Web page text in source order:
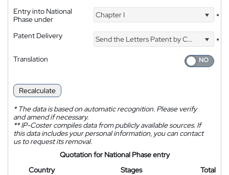
Entry into National
Phase under
Chapter I *
Patent Delivery Send the Letters Patent by Courier
*
Translation
Recalculate
*The data is based on automatic recognition. Please verify
and amend if necessary.
**IP-Coster compiles data from publicly available sources. If
this data includes your personal information, you can contact
us to request its removal.
Quotation for National Phase entry
Country
Stages Total